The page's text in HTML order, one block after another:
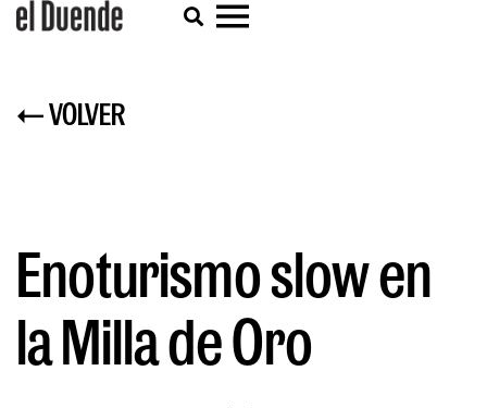
← VOLVER
Enoturismo slow en
la Milla de Oro